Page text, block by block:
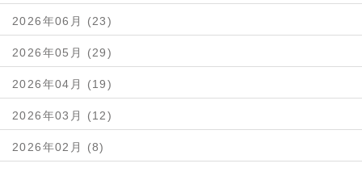
2026年06月 (23)
2026年05月 (29)
2026年04月 (19)
2026年03月 (12)
2026年02月 (8)